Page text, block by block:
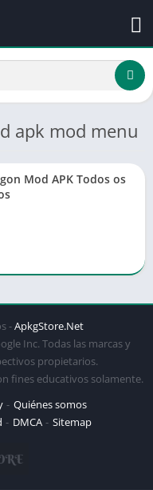
apk mod menu
Mod APK Todos os
-ApkgStore.Net
Inc. Todas las marcas y
propietarios.
fines educativos solamente.
Quiénes somos
DMCA Sitemap